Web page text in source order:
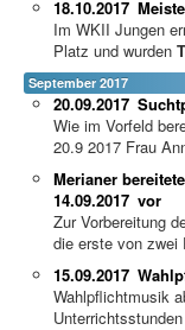
18.10.2017
Im WKII Jungen
Platz und wurden
September 2017
20.09.2017
Wie im Vorfeld
20.9 2017 Frau
Merianer
vor
14.09.2017
Zur Vorbereitung
die erste von zwei
15.09.2017
Wahlpflichtmusik